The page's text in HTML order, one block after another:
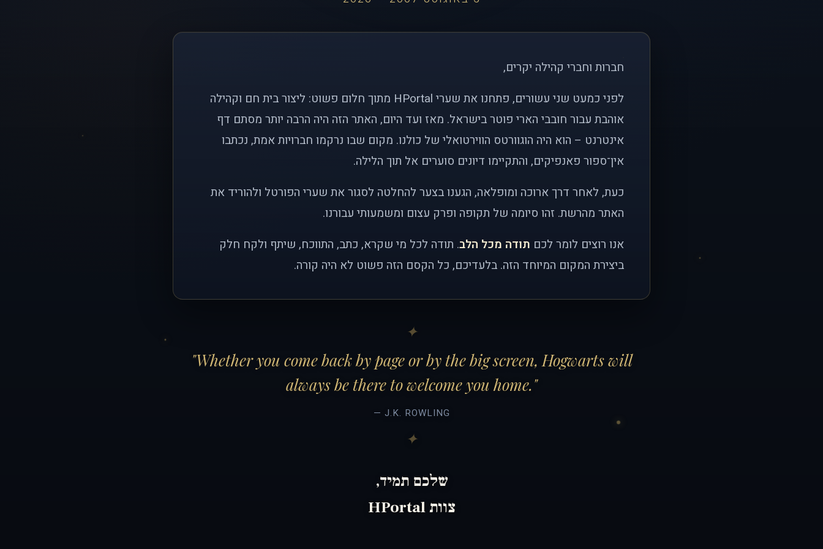
חברות וחברי קהילה יקרים,
לפני כמעט שני עשורים, פתחנו את שערי HPortal מתוך חלום פשוט: ליצור בית חם וקהילה
אוהבת עבור חובבי הארי פוטר בישראל. מאז ועד היום, האתר הזה היה הרבה יותר מסתם דף
אינטרנט – הוא היה הוגוורטס הווירטואלי של כולנו. מקום שבו נרקמו חברויות אמת, נכתבו
אין־ספור פאנפיקים, והתקיימו דיונים סוערים אל תוך הלילה.
כעת, לאחר דרך ארוכה ומופלאה, הגענו בצער להחלטה לסגור את שערי הפורטל ולהוריד את
האתר מהרשת. זהו סיומה של תקופה ופרק עצום ומשמעותי עבורנו.
אנו רוצים לומר לכם תודה מכל הלב. תודה לכל מי שקרא, כתב, התווכח, שיתף ולקח חלק
ביצירת המקום המיוחד הזה. בלעדיכם, כל הקסם הזה פשוט לא היה קורה.
"Whether you come back by page or by the big screen, Hogwarts will
always be there to welcome you home."
— J.K. ROWLING
שלכם תמיד,
צוות HPortal